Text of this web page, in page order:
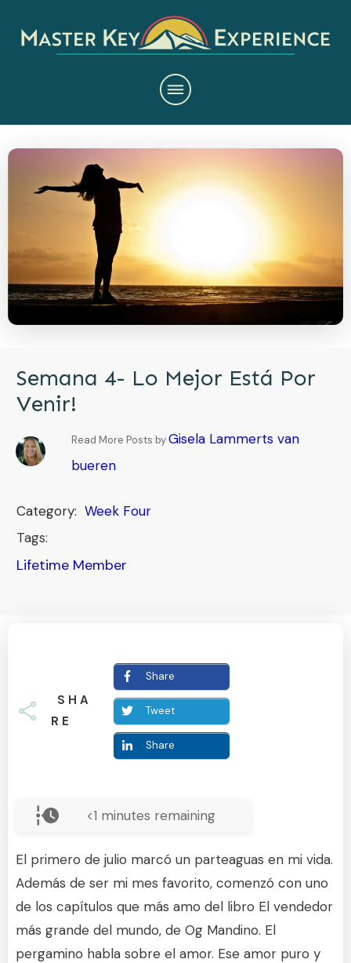
Semana 4- Lo Mejor Está Por
Venir!
Read More Posts byGisela Lammerts van
bueren
Category: Week Four
Tags:
Lifetime Member
SHA
RE
Share
Tweet
Share
<1 minutes remaining
El primero de julio marcó un parteaguas en mi vida.
Además de ser mi mes favorito, comenzó con uno
de los capítulos que más amo del libro El vendedor
más grande del mundo, de Og Mandino. El
pergamino habla sobre el amor. Ese amor puro y